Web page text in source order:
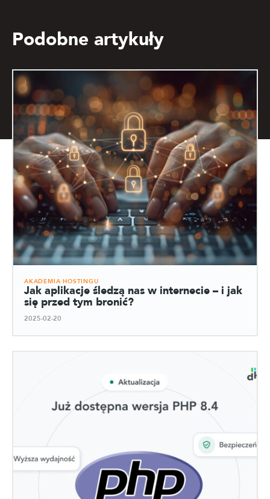
Podobne artykuły
AKADEMIA HOSTINGU
Jak aplikacje śledzą nas w internecie – i jak
się przed tym bronić?
2025-02-20